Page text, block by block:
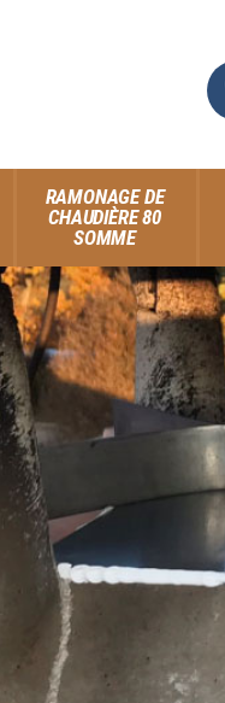
RAMONAGE DE
CHAUDIÈRE 80
SOMME